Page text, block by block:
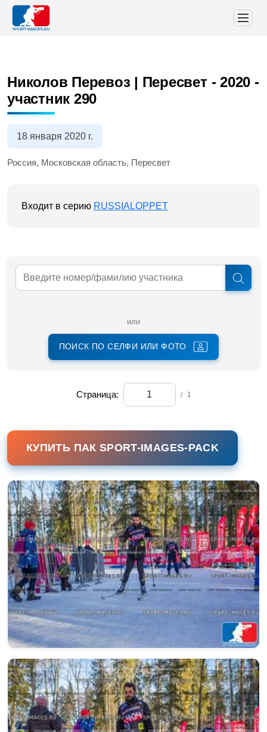
Николов Перевоз | Пересвет - 2020 -
участник 290
18 января 2020 г.
Россия, Московская область, Пересвет
Входит в серию RUSSIALOPPET
или
ПОИСК ПО СЕЛФИ ИЛИ ФОТО
Страница: / 1
КУПИТЬ ПАК SPORT-IMAGES-PACK